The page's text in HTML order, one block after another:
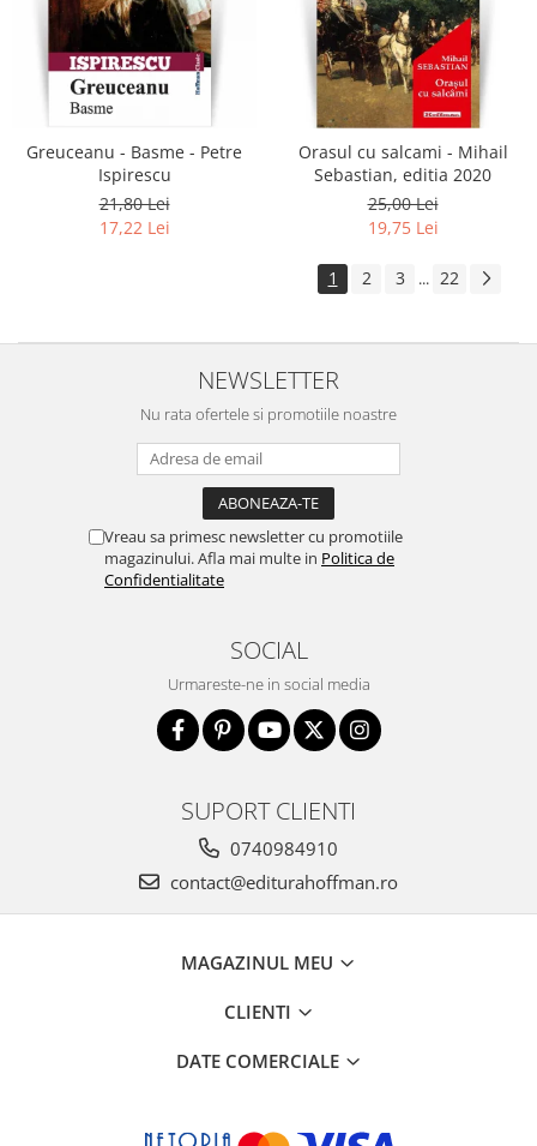
Greuceanu - Basme - Petre
Ispirescu
21,80 Lei
17,22 Lei
Orasul cu salcami - Mihail
Sebastian, editia 2020
25,00 Lei
19,75 Lei
1 2 3 ... 22
NEWSLETTER
Nu rata ofertele si promotiile noastre
Vreau sa primesc newsletter cu promotiile
magazinului. Afla mai multe in Politica de
Confidentialitate
SOCIAL
Urmareste-ne in social media
SUPORT CLIENTI
0740984910
contact@editurahoffman.ro
MAGAZINUL MEU
CLIENTI
DATE COMERCIALE